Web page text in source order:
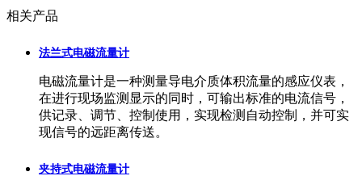
相关产品
法兰式电磁流量计
电磁流量计是一种测量导电介质体积流量的感应仪表，
在进行现场监测显示的同时，可输出标准的电流信号，
供记录、调节、控制使用，实现检测自动控制，并可实
现信号的远距离传送。
夹持式电磁流量计